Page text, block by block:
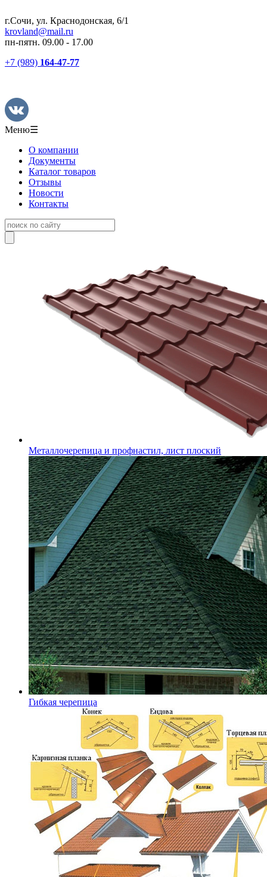
г.Сочи, ул. Краснодонская, 6/1
krovland@mail.ru
пн-пятн. 09.00 - 17.00
+7 (989) 164-47-77
Меню☰
О компании
Документы
Каталог товаров
Отзывы
Новости
Контакты
Металлочерепица и профнастил, лист плоский
Гибкая черепица